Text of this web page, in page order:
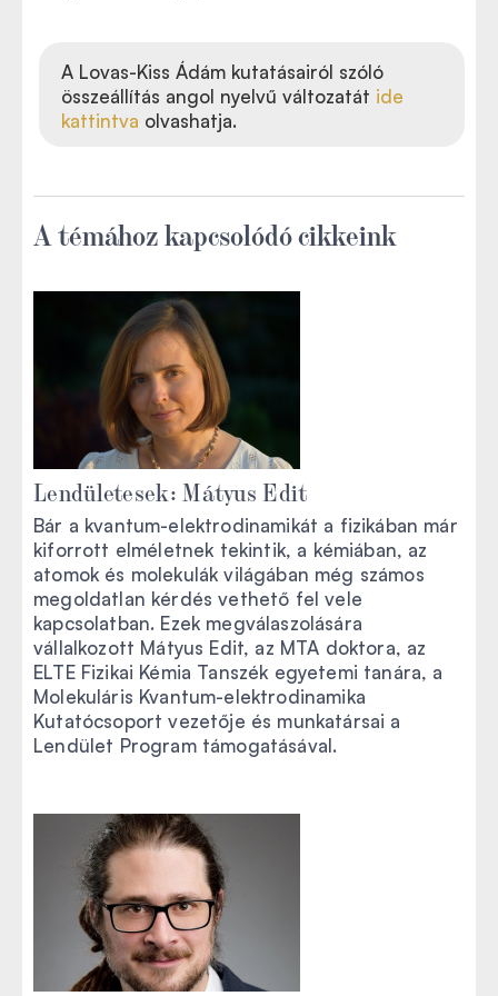
A Lovas-Kiss Ádám kutatásairól szóló
összeállítás angol nyelvű változatát ide
kattintva olvashatja.
A témához kapcsolódó cikkeink
Lendületesek: Mátyus Edit
Bár a kvantum-elektrodinamikát a fizikában már
kiforrott elméletnek tekintik, a kémiában, az
atomok és molekulák világában még számos
megoldatlan kérdés vethető fel vele
kapcsolatban. Ezek megválaszolására
vállalkozott Mátyus Edit, az MTA doktora, az
ELTE Fizikai Kémia Tanszék egyetemi tanára, a
Molekuláris Kvantum-elektrodinamika
Kutatócsoport vezetője és munkatársai a
Lendület Program támogatásával.